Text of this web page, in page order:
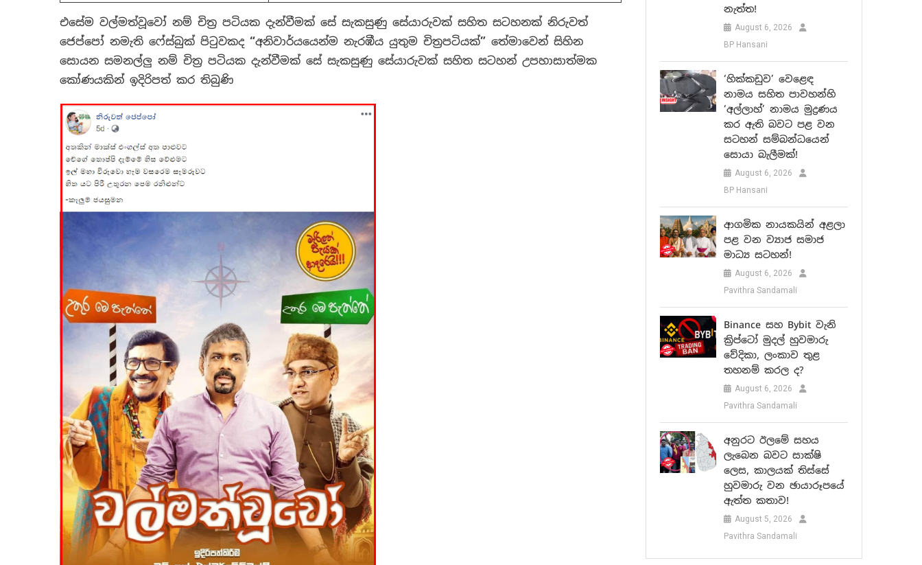
එසේම වල්මත්වූවෝ නම් චිත්‍ර පටියක දැන්වීමක් සේ සැකසුණු සේයාරුවක් සහිත සටහනක් නිරුවත්
ජෙප්පෝ නමැති ෆේස්බුක් පිටුවකද “අනිවාර්යයෙන්ම නැරඹීය යුතුම චිත්‍රපටියක්” තේමාවෙන් සිහින
සොයන සමනල්ලු නම් චිත්‍ර පටියක දැන්වීමක් සේ සැකසුණු සේයාරුවක් සහිත සටහන් උපහාසාත්මක
කෝණයකින් ඉදිරිපත් කර තිබුණි
නැත්ත!
August 6, 2026
BP Hansani
‘හික්කඩුව’ වෙළෙඳ
නාමය සහිත පාවහන්හි
‘අල්ලාහ්’ නාමය මුද්‍රණය
කර ඇති බවට පළ වන
සටහන් සම්බන්ධයෙන්
සොයා බැලීමක්!
August 6, 2026
BP Hansani
ආගමික නායකයින් අළලා
පළ වන ව්‍යාජ සමාජ
මාධ්‍ය සටහන්!
August 6, 2026
Pavithra Sandamali
Binance සහ Bybit වැනි
ක්‍රිප්ටෝ මුදල් හුවමාරු
වේදිකා, ලංකාව තුළ
තහනම් කරල ද?
August 6, 2026
Pavithra Sandamali
අනුරට ඊලමේ සහය
ලැබෙන බවට සාක්ෂි
ලෙස, කාලයක් තිස්සේ
හුවමාරු වන ඡායාරූපයේ
ඇත්ත කතාව!
August 5, 2026
Pavithra Sandamali